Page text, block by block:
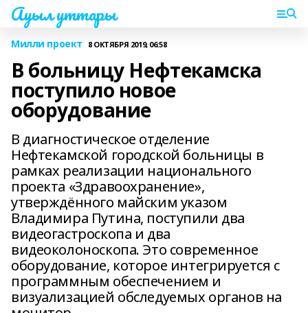
Ауыл уттары
Милли проект 8 ОКТЯБРЯ 2019, 06:58
В больницу Нефтекамска
поступило новое
оборудование
В диагностическое отделение
Нефтекамской городской больницы в
рамках реализации национального
проекта «Здравоохранение»,
утверждённого майским указом
Владимира Путина, поступили два
видеогастроскопа и два
видеоколоноскопа. Это современное
оборудование, которое интегрируется с
программным обеспечением и
визуализацией обследуемых органов на